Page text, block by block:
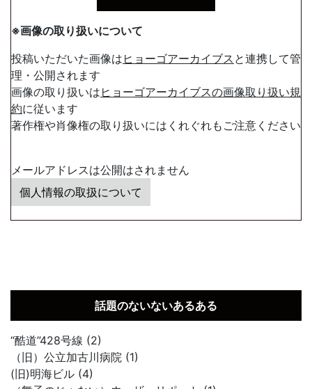
※画像の取り扱いについて
投稿いただいた画像は ヒョーゴアーカイブス と連携して管
理・公開されます
画像の取り扱いは ヒョーゴアーカイブスの画像取り扱い規
約に従います
著作権や肖像権の取り扱いにはくれぐれもご注意ください
メールアドレスは公開はされません
個人情報の取扱について
話題のないないあるある
“酷道”428号線 (2)
（旧）公立加古川病院 (1)
(旧)明海ビル (4)